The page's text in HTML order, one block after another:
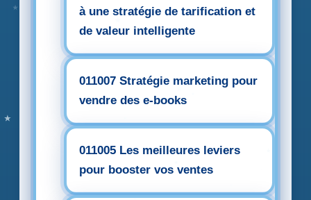
à une stratégie de tarification et
de valeur intelligente
011007 Stratégie marketing pour
vendre des e-books
011005 Les meilleures leviers
pour booster vos ventes